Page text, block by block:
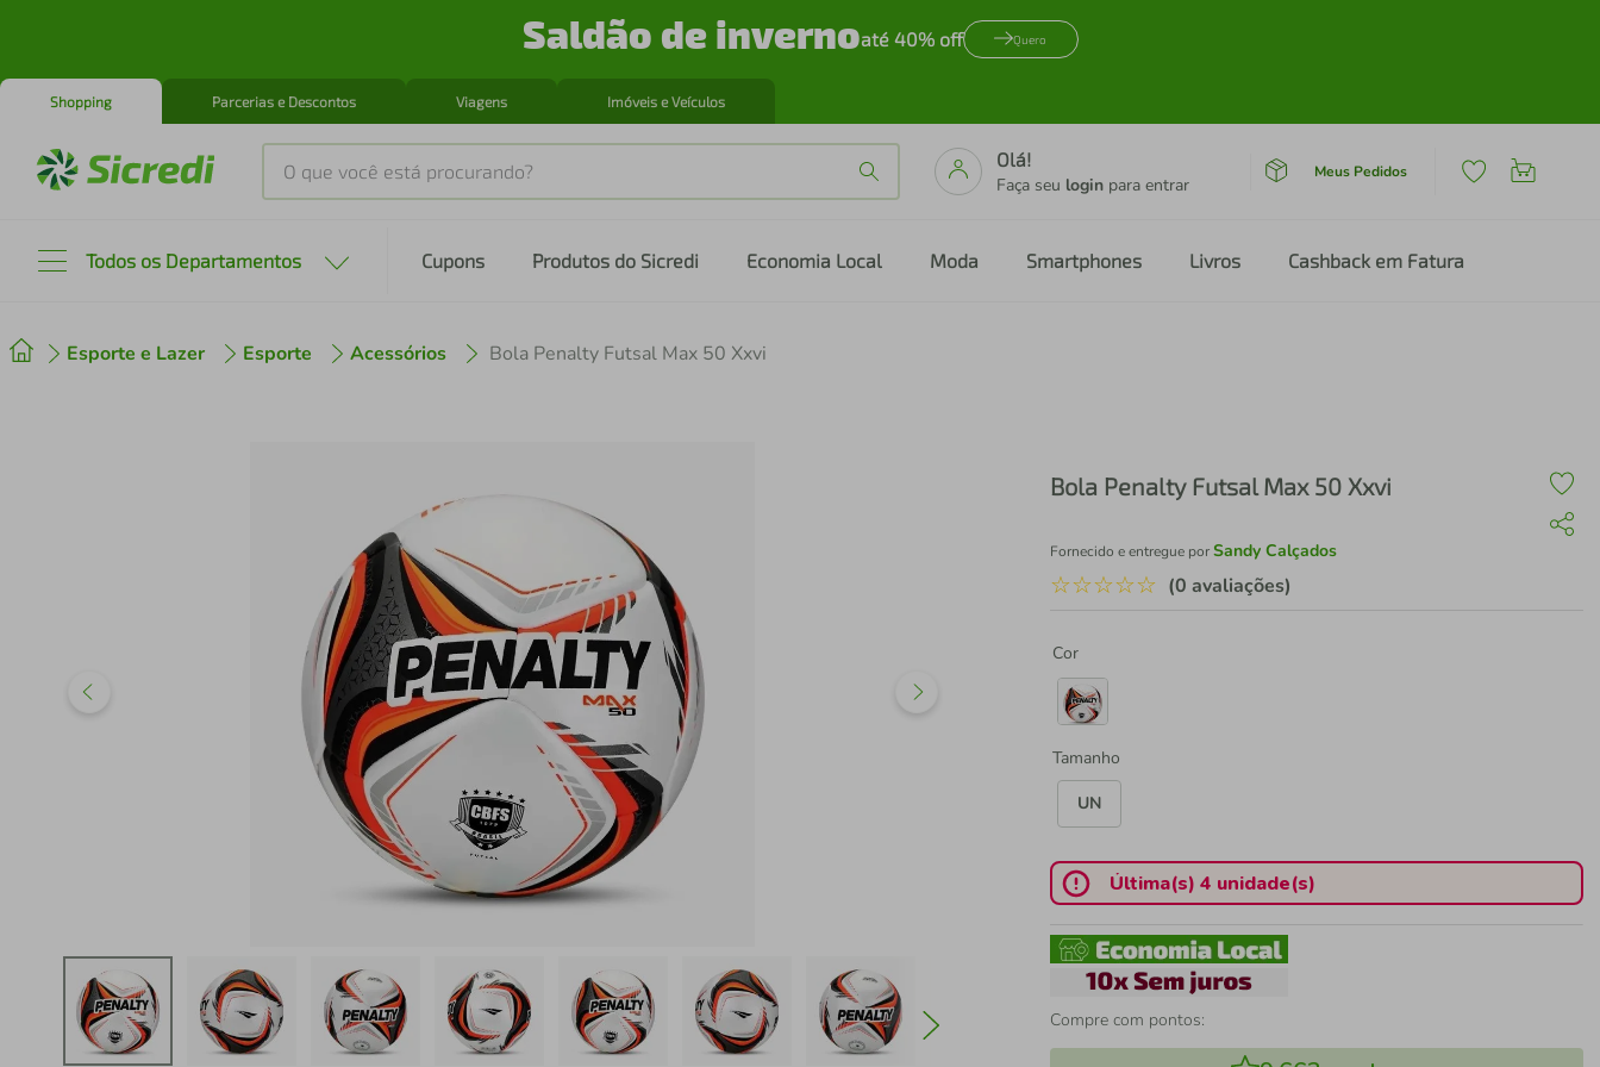
Saldão de invernoaté 40% off Quero
Shopping Parcerias e Descontos Viagens Imóveis e Veículos
O que você está procurando?
Olá!
Faça seu login para entrar
Meus Pedidos
Todos os Departamentos Cupons Produtos do Sicredi Economia Local Moda Smartphones Livros Cashback em Fatura
Esporte e Lazer Esporte Acessórios Bola Penalty Futsal Max 50 Xxvi
Bola Penalty Futsal Max 50 Xxvi
Fornecido e entregue porSandy Calçados
☆☆☆☆☆ (0 avaliações)
Cor
Tamanho
UN
Última(s) 4 unidade(s)
Compre com pontos:
2 º cafeteira